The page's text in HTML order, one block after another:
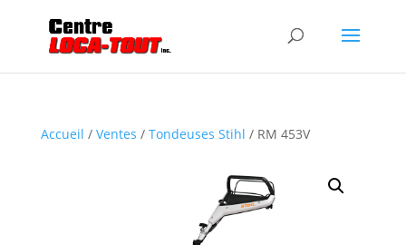
Accueil / Ventes / Tondeuses Stihl / RM 453V